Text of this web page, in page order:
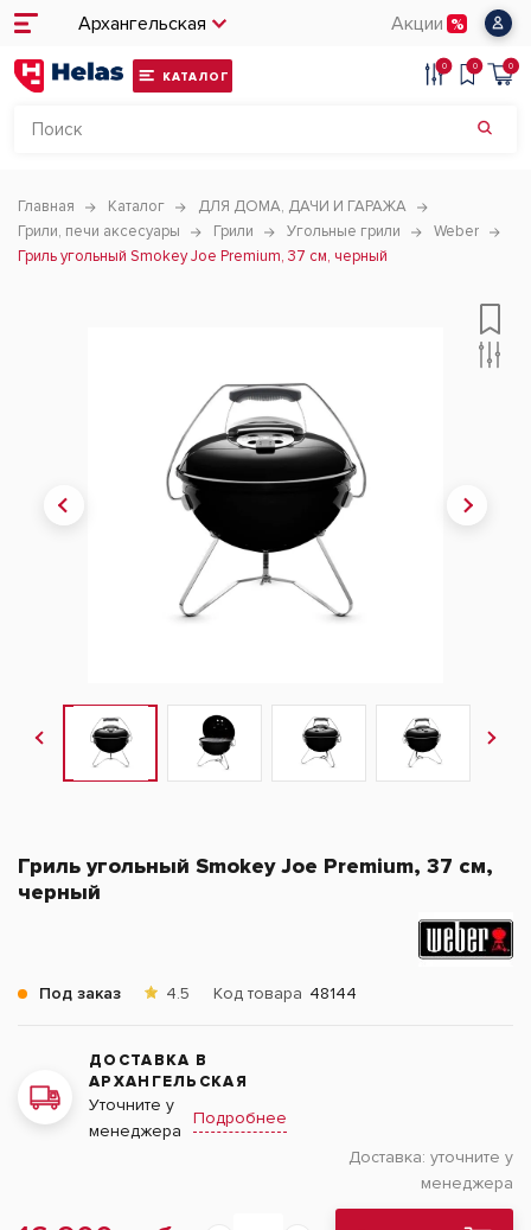
Архангельская Акции
КАТАЛОГ
0 0 0
Главная Каталог
ДЛЯ ДОМА, ДАЧИ И ГАРАЖА
Грили, печи аксесуары
Грили Угольные грили
Weber
Гриль угольный Smokey Joe Premium, 37 см, черный
Гриль угольный Smokey Joe Premium, 37 см,
черный
Под заказ 4.5 Код товара 48144
ДОСТАВКА В
АРХАНГЕЛЬСКАЯ
Уточните у
менеджера
Подробнее
Доставка: уточните у
менеджера